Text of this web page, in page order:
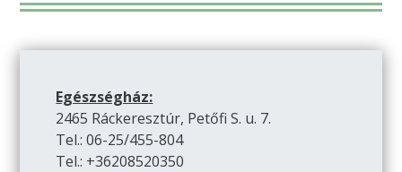
Egészségház:
2465 Ráckeresztúr, Petőfi S. u. 7.
Tel.: 06-25/455-804
Tel.: +36208520350